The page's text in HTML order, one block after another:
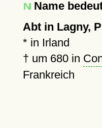
Name
Abt in Lagny,
* in Irland
† um 680in
Frankreich